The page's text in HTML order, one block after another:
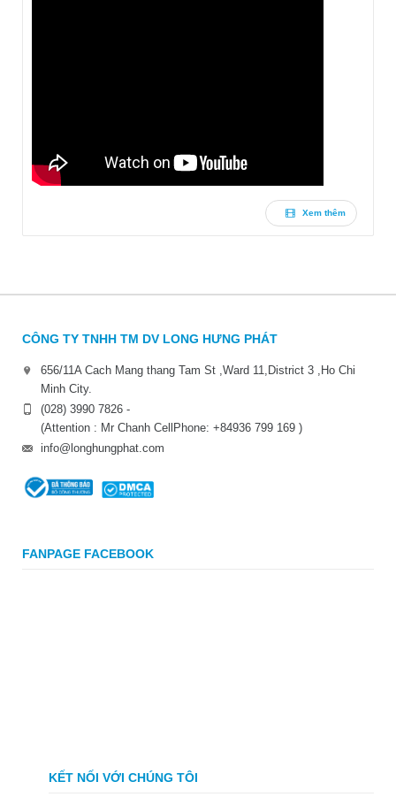
Xem thêm
CÔNG TY TNHH TM DV LONG HƯNG PHÁT
656/11A Cach Mang thang Tam St ,Ward 11,District 3 ,Ho Chi
Minh City.
(028) 3990 7826 -
(Attention : Mr Chanh CellPhone: +84936 799 169 )
info@longhungphat.com
FANPAGE FACEBOOK
KẾT NỐI VỚI CHÚNG TÔI